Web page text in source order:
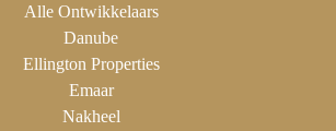
Alle Ontwikkelaars
Danube
Ellington Properties
Emaar
Nakheel